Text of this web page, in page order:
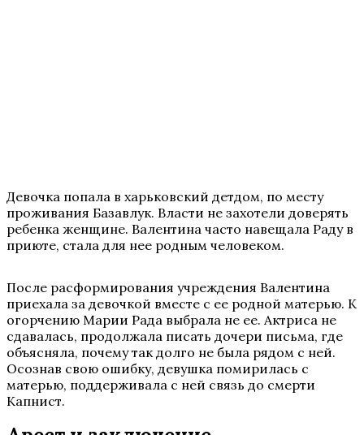
Девочка попала в харьковский детдом, по месту
проживания Базавлук. Власти не захотели доверять
ребенка женщине. Валентина часто навещала Раду в
приюте, стала для нее родным человеком.
После расформирования учреждения Валентина
приехала за девочкой вместе с ее родной матерью. К
огорчению Марии Рада выбрала не ее. Актриса не
сдавалась, продолжала писать дочери письма, где
объясняла, почему так долго не была рядом с ней.
Осознав свою ошибку, девушка помирилась с
матерью, поддерживала с ней связь до смерти
Капнист.